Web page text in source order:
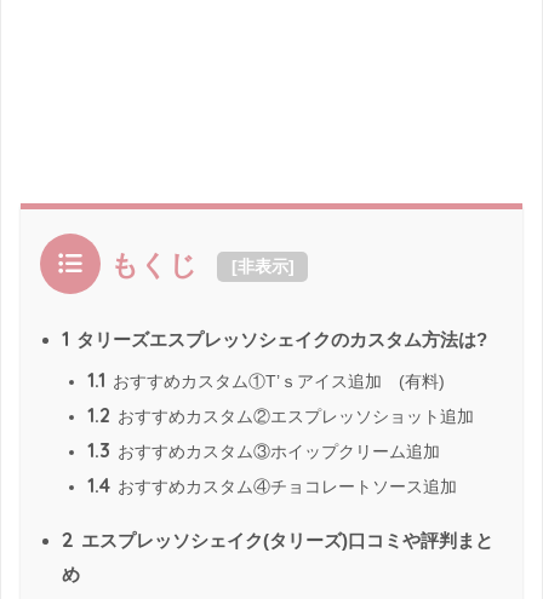
もくじ [非表示]
1 タリーズエスプレッソシェイクのカスタム方法は?
1.1 おすすめカスタム①T’ｓアイス追加 (有料)
1.2 おすすめカスタム②エスプレッソショット追加
1.3 おすすめカスタム③ホイップクリーム追加
1.4 おすすめカスタム④チョコレートソース追加
2 エスプレッソシェイク(タリーズ)口コミや評判まと
め